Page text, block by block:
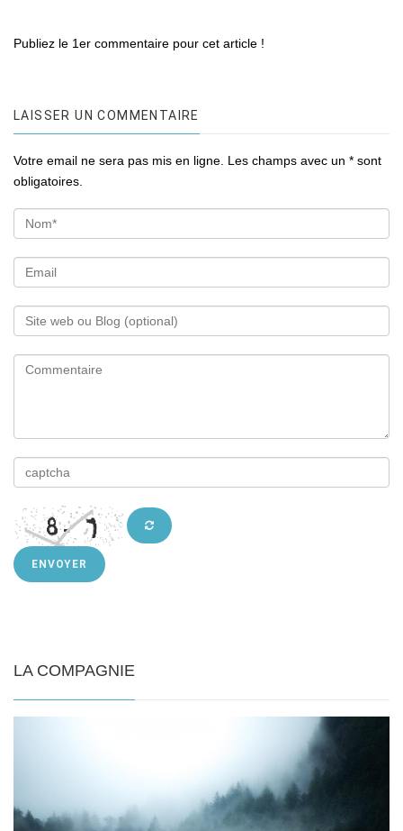
Publiez le 1er commentaire pour cet article !
LAISSER UN COMMENTAIRE
Votre email ne sera pas mis en ligne. Les champs avec un * sont
obligatoires.
ENVOYER
LA COMPAGNIE